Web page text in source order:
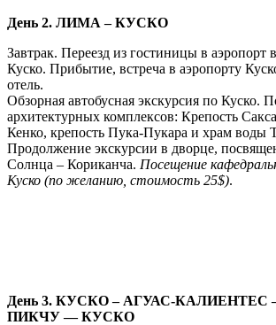
День 2. ЛИМА – КУСКО
Завтрак. Переезд из гостиницы в аэропорт
Куско. Прибытие, встреча в аэропорту
отель.
Обзорная автобусная экскурсия по Куско.
архитектурных комплексов: Крепость
Кенко, крепость Пука-Пукара и храм воды
Продолжение экскурсии в дворце,
Солнца – Кориканча. Посещение
Куско (по желанию, стоимость 25$).
День 3. КУСКО – АГУАС-
ПИКЧУ — КУСКО